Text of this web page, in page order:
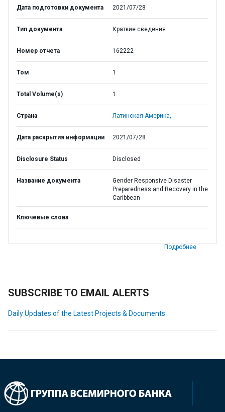
Дата подготовки документа 2021/07/28
Тип документа Краткие сведения
Номер отчета 162222
Том 1
Total Volume(s) 1
Страна Латинская Америка,
Дата раскрытия информации 2021/07/28
Disclosure Status Disclosed
Название документа
Gender Responsive Disaster
Preparedness and Recovery in the
Caribbean
Ключевые слова
Подробнее
SUBSCRIBE TO EMAIL ALERTS
Daily Updates of the Latest Projects & Documents